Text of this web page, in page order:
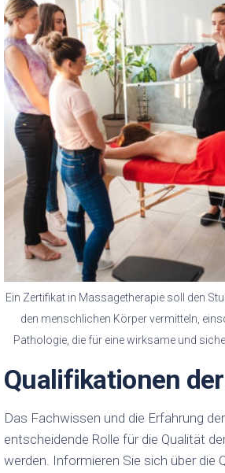
Ein Zertifikat in Massagetherapie soll den
den menschlichen Körper vermitteln,
Pathologie, die für eine wirksame und
Qualifikationen
Das Fachwissen und die Erfahrung
entscheidende Rolle für die Qualität
werden. Informieren Sie sich über die